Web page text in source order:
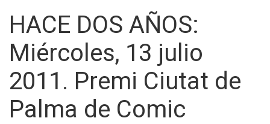
HACE DOS AÑOS:
Miércoles, 13 julio
2011. Premi Ciutat de
Palma de Comic